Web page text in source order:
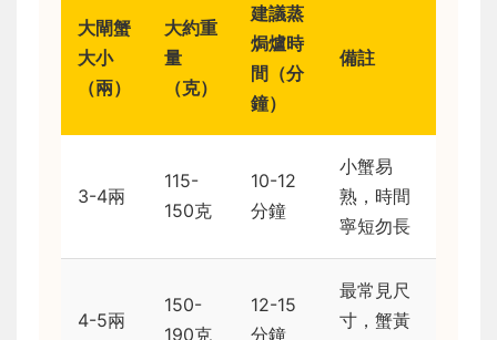
大閘蟹
大小
（兩）
大約重
量
（克）
建議蒸
焗爐時
間（分
鐘）
備註
3-4兩
115-
150克
10-12
分鐘
小蟹易
熟，時間
寧短勿長
4-5兩
150-
190克
12-15
分鐘
最常見尺
寸，蟹黃